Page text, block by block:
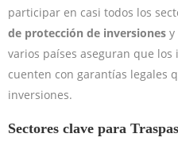
participar en casi todos los
de protección de inversiones y
varios países aseguran que
cuenten con garantías legales
inversiones.
Sectores clave para